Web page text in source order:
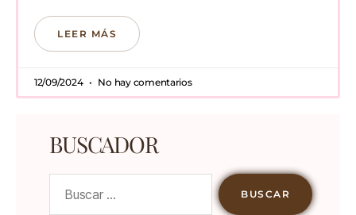
LEER MÁS
12/09/2024 No hay comentarios
BUSCADOR